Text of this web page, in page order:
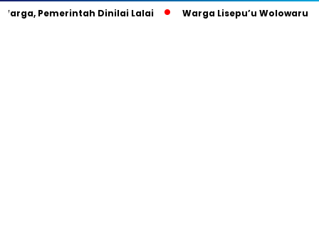
Pemerintah Dinilai Lalai
Warga Lisepu’u Wolowaru